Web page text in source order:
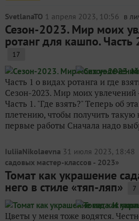
SvetlanaTO 1 апреля 2023, 10:56 в
Сезон-2023. Мир моих
ротанг для кашпо. Часть
17
Часть 1 о видах ротанга и где
Сезон-2023. Мир моих увлечений
Часть 1. "Где взять?" Теперь об
плетению, чтобы получить такую
первые работы Сначала надо
IuliiaNikolaevna 31 июля 2023, 18:48
садовых мастер-классов - 2023»
Томат как украшение
него в стиле «тяп-ляп» 7
Цветы у меня тоже водятся.